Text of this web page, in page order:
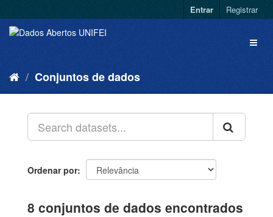
Entrar Registrar
Conjuntos de dados
Ordenar por
8 conjuntos de dados encontrados